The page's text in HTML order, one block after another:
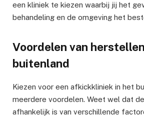
een kliniek te kiezen waarbij jij het
behandeling en de omgeving het
Voordelen van
buitenland
Kiezen voor een afkickkliniek in het
meerdere voordelen. Weet wel dat
afhankelijk is van verschillende